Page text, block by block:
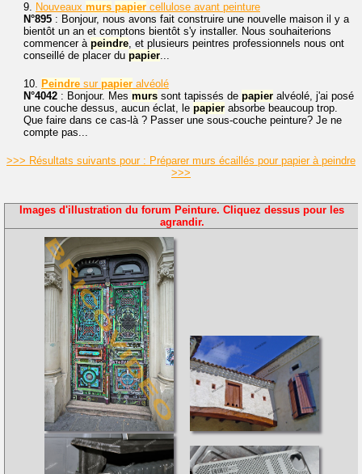
9. Nouveaux murs papier cellulose avant peinture
N°895 : Bonjour, nous avons fait construire une nouvelle maison il y a
bientôt un an et comptons bientôt s'y installer. Nous souhaiterions
commencer à peindre, et plusieurs peintres professionnels nous ont
conseillé de placer du papier...
10. Peindre sur papier alvéolé
N°4042 : Bonjour. Mes murs sont tapissés de papier alvéolé, j'ai posé
une couche dessus, aucun éclat, le papier absorbe beaucoup trop.
Que faire dans ce cas-là ? Passer une sous-couche peinture? Je ne
compte pas...
>>> Résultats suivants pour : Préparer murs écaillés pour papier à peindre
>>>
Images d'illustration du forum Peinture. Cliquez dessus pour les
agrandir.